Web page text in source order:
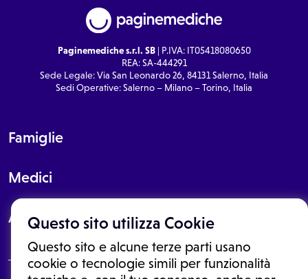
Questo sito utilizza Cookie
Questo sito e alcune terze parti usano
cookie o tecnologie simili per funzionalità
Paginemediche s.r.l. SB| P.IVA: IT05418080650
REA: SA-444291
Sede Legale: Via San Leonardo 26, 84131 Salerno, Italia
Sedi Operative: Salerno – Milano – Torino, Italia
Famiglie
Medici
About